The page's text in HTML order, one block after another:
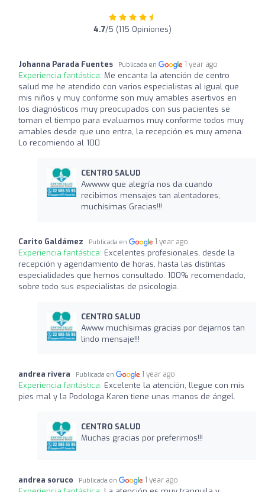
4.7/5 (115 Opiniones)
Johanna Parada Fuentes Publicada en 1 year ago
Experiencia fantástica: Me encanta la atención de centro
salud me he atendido con varios especialistas al igual que
mis niños y muy conforme son muy amables asertivos en
los diagnósticos muy preocupados con sus pacientes se
toman el tiempo para evaluarnos muy conforme todos muy
amables desde que uno entra, la recepción es muy amena.
Lo recomiendo al 100
CENTRO SALUD
Awwww que alegría nos da cuando
recibimos mensajes tan alentadores,
muchísimas Gracias!!!
Carito Galdámez Publicada en 1 year ago
Experiencia fantástica: Excelentes profesionales, desde la
recepción y agendamiento de horas, hasta las distintas
especialidades que hemos consultado. 100% recomendado,
sobre todo sus especialistas de psicología.
CENTRO SALUD
Awww muchísimas gracias por dejarnos tan
lindo mensaje!!!
andrea rivera Publicada en 1 year ago
Experiencia fantástica: Excelente la atención, llegue con mis
pies mal y la Podologa Karen tiene unas manos de ángel.
CENTRO SALUD
Muchas gracias por preferirnos!!!
andrea soruco Publicada en 1 year ago